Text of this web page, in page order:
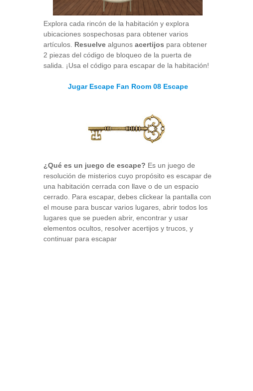
Explora cada rincón de la habitación y explora
ubicaciones sospechosas para obtener varios
artículos. Resuelve algunos acertijos para obtener
2 piezas del código de bloqueo de la puerta de
salida. ¡Usa el código para escapar de la habitación!
Jugar Escape Fan Room 08 Escape
¿Qué es un juego de escape? Es un juego de
resolución de misterios cuyo propósito es escapar de
una habitación cerrada con llave o de un espacio
cerrado. Para escapar, debes clickear la pantalla con
el mouse para buscar varios lugares, abrir todos los
lugares que se pueden abrir, encontrar y usar
elementos ocultos, resolver acertijos y trucos, y
continuar para escapar